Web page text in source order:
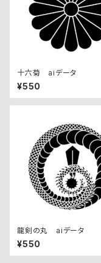
十六菊 aiデータ
¥550
龍剣の丸 aiデータ
¥550